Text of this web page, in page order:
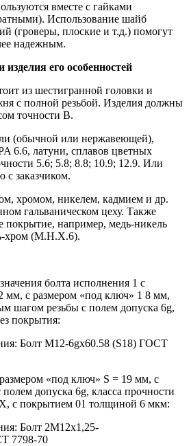
вместе с гайками
Использование шайб
(гроверы, плоские и т.д.) помогут
надежным.
его особенностей
из шестигранной головки и
с полной резьбой. Изделия должны
точности В.
(обычной или нержавеющей),
6.6, латуни, сплавов цветных
5.6; 5.8; 8.8; 10.9; 12.9. Или
с заказчиком.
хромом, никелем, кадмием и др.
гальваническом цеху. Также
покрытие, например, медь-никель
хром (М.Н.Х.6).
болта исполнения 1 с
мм, с размером «под ключ» 1 8 мм,
шагом резьбы с полем допуска 6g,
покрытия:
Болт M12-6gx60.58 (S18) ГОСТ
«под ключ» S = 19 мм, с
допуска 6g, класса прочности
с покрытием 01 толщиной 6 мкм:
Болт 2М12х1,25-
7798-70